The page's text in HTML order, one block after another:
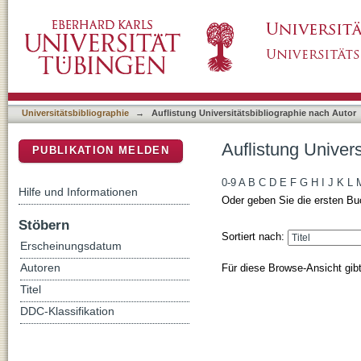
Universitätsbibliographie → Auflistung Universitätsbibliographie nach Autor
Auflistung
0-9 A B C D E F G H J K L
Oder geben Sie die ersten
Sortiert nach:
Für diese Browse-Ansicht
PUBLIKATION MELDEN
Hilfe und Informationen
Stöbern
Erscheinungsdatum
Autoren
Titel
DDC-Klassifikation